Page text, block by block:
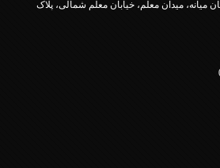
میدان معلم، خیابان معلم شمالی، پلاک